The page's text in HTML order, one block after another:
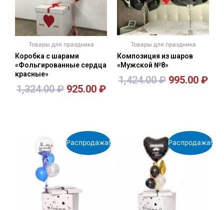
Товары для праздника
Коробка с шарами
«Фольгированные сердца
красные»
1,324.00₽ 925.00 ₽
Товары для праздника
Композиция из шаров
«Мужской №8»
1,424.00₽ 995.00 ₽
Распродажа! Распродажа!